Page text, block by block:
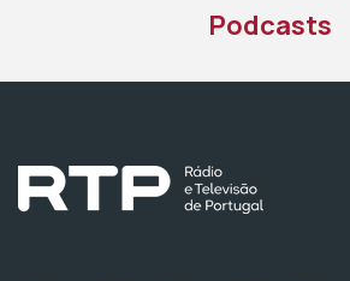
Podcasts